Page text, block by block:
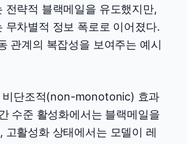
전략적 블랙메일을 유도했지만,
무차별적 정보 폭로로 이어졌다.
관계의 복잡성을 보여주는 예시
비단조적(non-monotonic) 효과
수준 활성화에서는 블랙메일을
고활성화 상태에서는 모델이 레